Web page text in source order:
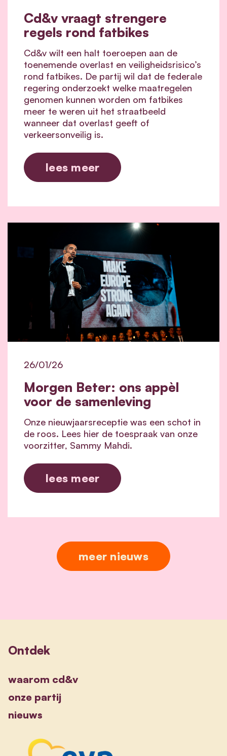
Cd&v vraagt strengere
regels rond fatbikes
Cd&v wilt een halt toeroepen aan de
toenemende overlast en veiligheidsrisico’s
rond fatbikes. De partij wil dat de federale
regering onderzoekt welke maatregelen
genomen kunnen worden om fatbikes
meer te weren uit het straatbeeld
wanneer dat overlast geeft of
verkeersonveilig is.
lees meer
Morgen Beter: ons appèl
voor de samenleving
26/01/26
Onze nieuwjaarsreceptie was een schot in
de roos. Lees hier de toespraak van onze
voorzitter, Sammy Mahdi.
lees meer
meer nieuws
Ontdek
waarom cd&v
onze partij
nieuws